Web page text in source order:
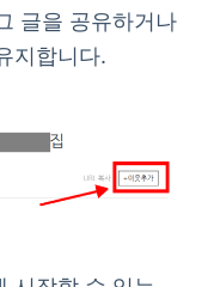
글을 공유하거나
지합니다.